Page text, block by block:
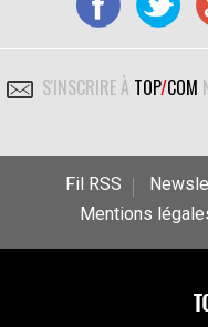
S'INSCRIRE À TOP/COM
Fil RSS
Mentions